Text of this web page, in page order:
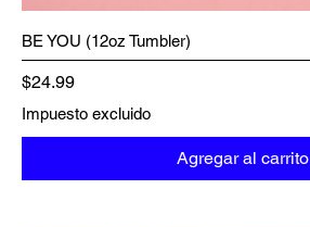
BE YOU (12oz Tumbler)
Precio
$24.99
Impuesto excluido
Agregar al carrito